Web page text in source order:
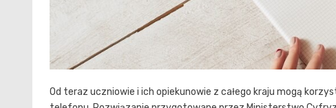
Od teraz uczniowie i ich opiekunowie z całego kraju mogą